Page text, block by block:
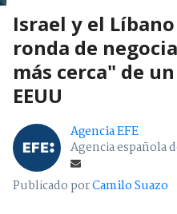
Israel y el
ronda de
más cerca" de
EEUU
Agencia EFE
Agencia española
Publicado porCamilo Suazo